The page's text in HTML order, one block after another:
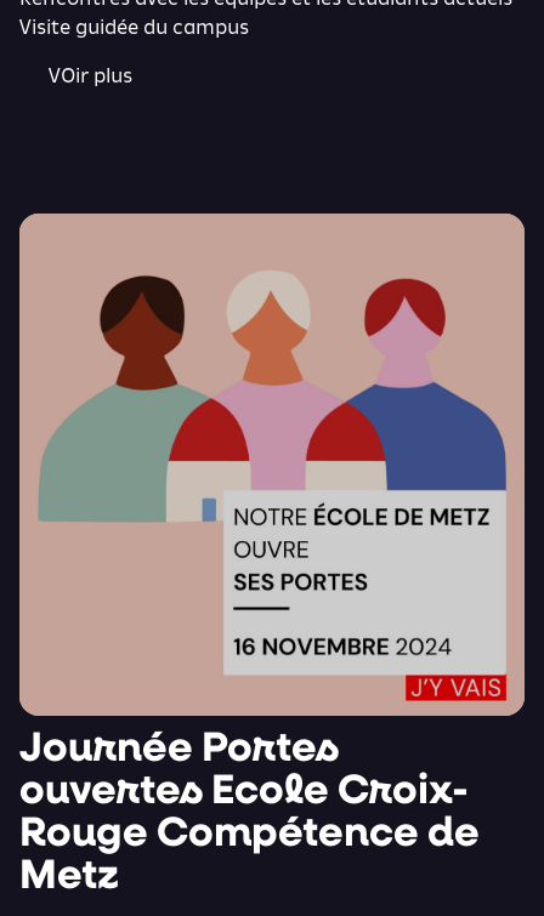
Visite guidée du campus
VOir plus
Journée Portes
ouvertes Ecole Croix-
Rouge Compétence de
Metz